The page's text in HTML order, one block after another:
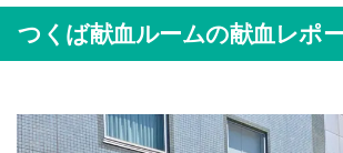
つくば献血ルームの献血レポ